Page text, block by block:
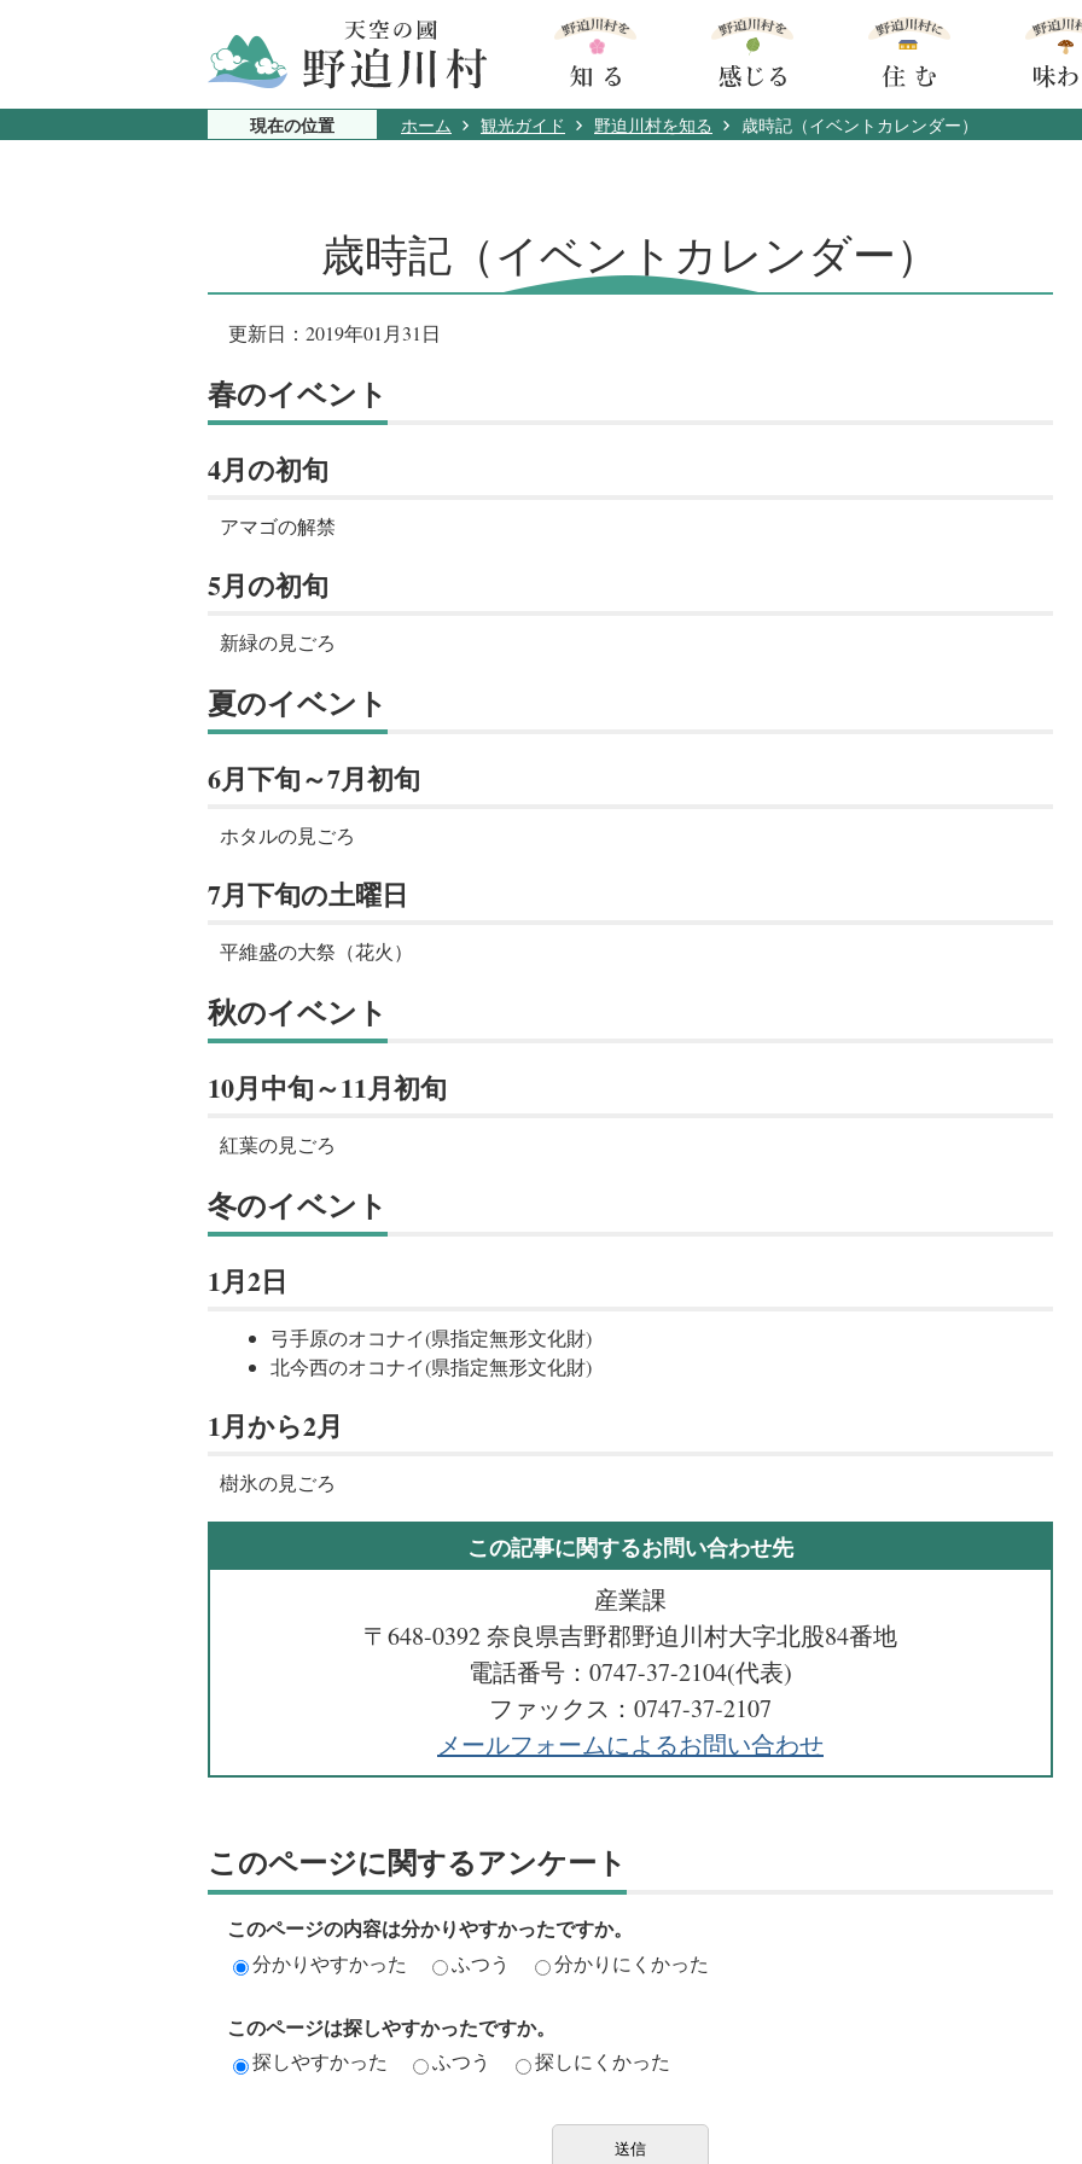
現在の位置 ホーム 観光ガイド 野迫川村を知る 歳時記（イベントカレンダー）
歳時記（イベントカレンダー）
更新日：2019年01月31日
春のイベント
4月の初旬
アマゴの解禁
5月の初旬
新緑の見ごろ
夏のイベント
6月下旬～7月初旬
ホタルの見ごろ
7月下旬の土曜日
平維盛の大祭（花火）
秋のイベント
10月中旬～11月初旬
紅葉の見ごろ
冬のイベント
1月2日
弓手原のオコナイ(県指定無形文化財)
北今西のオコナイ(県指定無形文化財)
1月から2月
樹氷の見ごろ
この記事に関するお問い合わせ先
産業課
〒648-0392 奈良県吉野郡野迫川村大字北股84番地
電話番号：0747-37-2104(代表)
ファックス：0747-37-2107
メールフォームによるお問い合わせ
このページに関するアンケート
このページの内容は分かりやすかったですか。
分かりやすかった ふつう 分かりにくかった
このページは探しやすかったですか。
探しやすかった ふつう 探しにくかった